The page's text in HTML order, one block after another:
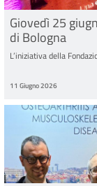
Giovedì 25
di Bologna
L’iniziativa della
11 Giugno 2026